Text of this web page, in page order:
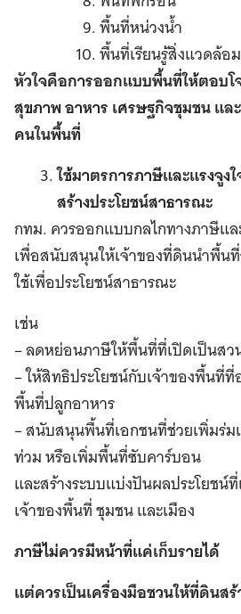
พื้นที่หน่วงน้ำ
พื้นที่เรียนรู้สิ่งแวดล้อ
หัวใจคือการออกแบบพื้นที่ให้ตอบ
สุขภาพ อาหาร เศรษฐกิจชุมชน แ
คนในพื้นที่
ใช้มาตรการภาษีและแรงจูง
สร้างประโยชน์สาธารณะ
กทม. ควรออกแบบกลไกทางภาษีแล
เพื่อสนับสนุนให้เจ้าของที่ดินนำพื้น
ใช้เพื่อประโยชน์สาธารณะ
เช่น
– ลดหย่อนภาษีให้พื้นที่ที่เปิดเป็นสว
– ให้สิทธิประโยชน์กับเจ้าของพื้นที่
พื้นที่ปลูกอาหาร
– สนับสนุนพื้นที่เอกชนที่ช่วยเพิ่มร่ม
ท่วม หรือเพิ่มพื้นที่ซับคาร์บอน
และสร้างระบบแบ่งปันผลประโยชน์ที่
เจ้าของพื้นที่ ชุมชน และเมือง
ภาษีไม่ควรมีหน้าที่แค่เก็บรายได้
แต่ควรเป็นเครื่องมือชวนให้ที่ดินส